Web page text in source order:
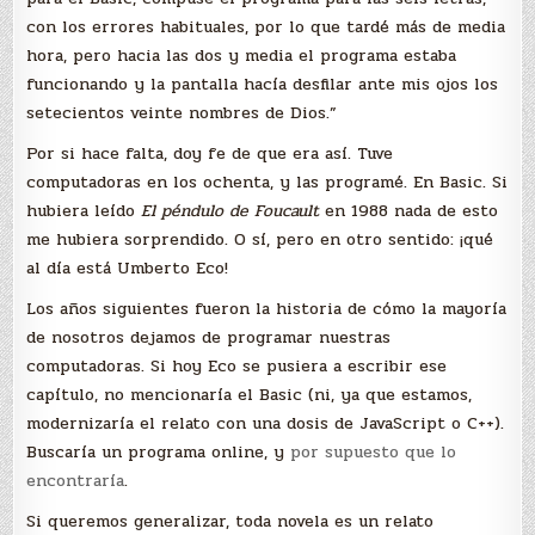
con los errores habituales, por lo que tardé más de media
hora, pero hacia las dos y media el programa estaba
funcionando y la pantalla hacía desfilar ante mis ojos los
setecientos veinte nombres de Dios.”
Por si hace falta, doy fe de que era así. Tuve
computadoras en los ochenta, y las programé. En Basic. Si
hubiera leídoEl péndulo de Foucaulten 1988 nada de esto
me hubiera sorprendido. O sí, pero en otro sentido: ¡qué
al día está Umberto Eco!
Los años siguientes fueron la historia de cómo la mayoría
de nosotros dejamos de programar nuestras
computadoras. Si hoy Eco se pusiera a escribir ese
capítulo, no mencionaría el Basic (ni, ya que estamos,
modernizaría el relato con una dosis de JavaScript o C++).
Buscaría un programa online, y por supuesto que lo
encontraría.
Si queremos generalizar, toda novela es un relato